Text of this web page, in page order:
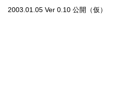
2003.01.05 Ver 0.10 公開（仮）